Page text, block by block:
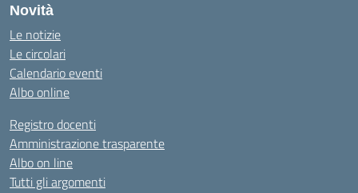
Novità
Le notizie
Le circolari
Calendario eventi
Albo online
Registro docenti
Amministrazione trasparente
Albo on line
Tutti gli argomenti